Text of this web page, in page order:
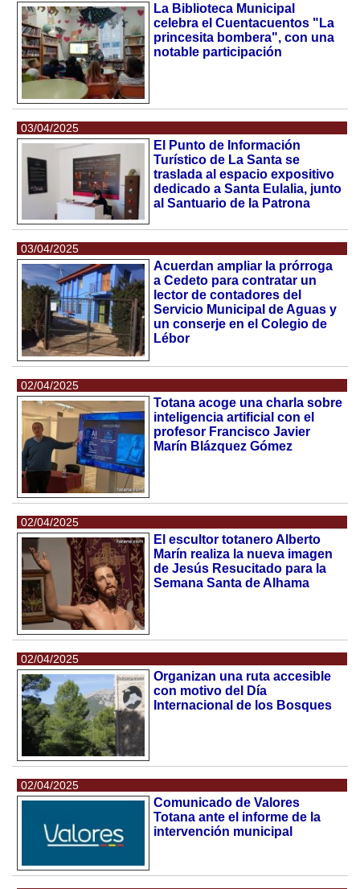
La Biblioteca Municipal
celebra el Cuentacuentos "La
princesita bombera", con una
notable participación
03/04/2025
El Punto de Información
Turístico de La Santa se
traslada al espacio expositivo
dedicado a Santa Eulalia, junto
al Santuario de la Patrona
03/04/2025
Acuerdan ampliar la prórroga
a Cedeto para contratar un
lector de contadores del
Servicio Municipal de Aguas y
un conserje en el Colegio de
Lébor
02/04/2025
Totana acoge una charla sobre
inteligencia artificial con el
profesor Francisco Javier
Marín Blázquez Gómez
02/04/2025
El escultor totanero Alberto
Marín realiza la nueva imagen
de Jesús Resucitado para la
Semana Santa de Alhama
02/04/2025
Organizan una ruta accesible
con motivo del Día
Internacional de los Bosques
02/04/2025
Comunicado de Valores
Totana ante el informe de la
intervención municipal